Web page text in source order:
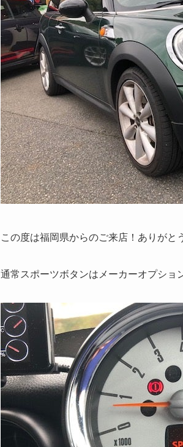
この度は福岡県からのご来店！ありがと
通常スポーツボタンはメーカーオプシ